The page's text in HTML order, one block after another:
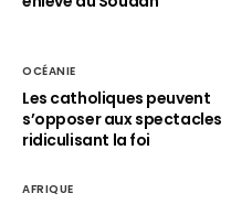
OCÉANIE
Les catholiques peuvent
s’opposer aux spectacles
ridiculisant la foi
AFRIQUE